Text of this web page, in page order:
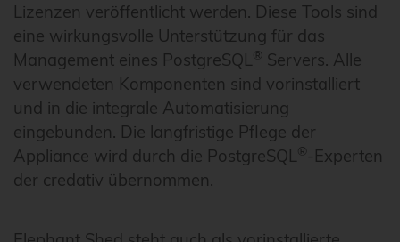
Lizenzen veröffentlicht werden. Diese Tools sind
eine wirkungsvolle Unterstützung für das
Management eines PostgreSQL ® Servers. Alle
verwendeten Komponenten sind vorinstalliert
und in die integrale Automatisierung
eingebunden. Die langfristige Pflege der
Appliance wird durch die PostgreSQL ® -Experten
der credativ übernommen.